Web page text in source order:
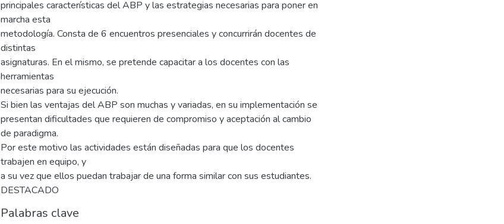
principales características del ABP y las estrategias necesarias para poner en
marcha esta
metodología. Consta de 6 encuentros presenciales y concurrirán docentes de
distintas
asignaturas. En el mismo, se pretende capacitar a los docentes con las
herramientas
necesarias para su ejecución.
Si bien las ventajas del ABP son muchas y variadas, en su implementación se
presentan dificultades que requieren de compromiso y aceptación al cambio
de paradigma.
Por este motivo las actividades están diseñadas para que los docentes
trabajen en equipo, y
a su vez que ellos puedan trabajar de una forma similar con sus estudiantes.
DESTACADO
Palabras clave